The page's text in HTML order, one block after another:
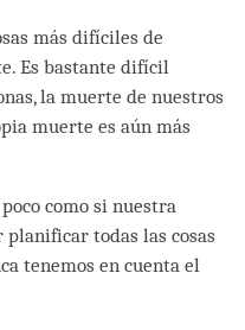
más difíciles de
Es bastante difícil
la muerte de nuestros
muerte es aún más
como si nuestra
todas las cosas
tenemos en cuenta el